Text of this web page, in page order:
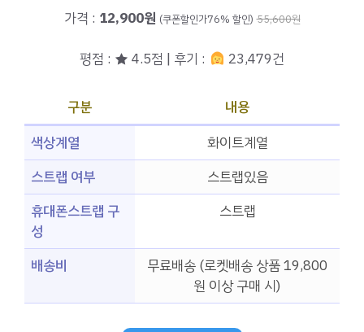
가격 : 12,900원 (쿠폰할인가76% 할인) 55,600원
평점 : ★ 4.5점 | 후기 : 23,479건
구분
내용
색상계열
화이트계열
스트랩 여부
스트랩있음
휴대폰스트랩 구
성
스트랩
배송비
무료배송 (로켓배송 상품 19,800
원 이상 구매 시)